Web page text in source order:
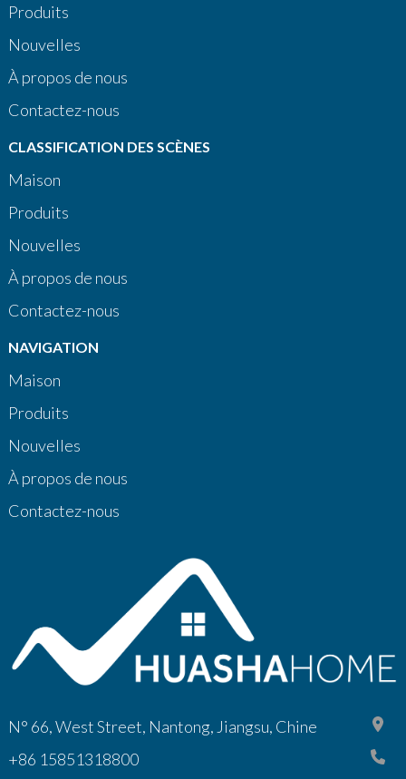
Produits
Nouvelles
À propos de nous
Contactez-nous
CLASSIFICATION DES SCÈNES
Maison
Produits
Nouvelles
À propos de nous
Contactez-nous
NAVIGATION
Maison
Produits
Nouvelles
À propos de nous
Contactez-nous
N° 66, West Street, Nantong, Jiangsu, Chine
+86 15851318800